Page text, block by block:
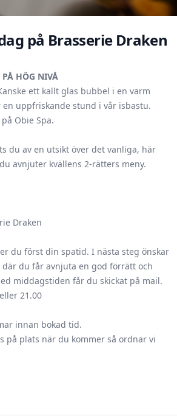
på Brasserie Draken
HÖG NIVÅ
ett kallt glas bubbel i en varm
uppfriskande stund i vår isbastu.
Obie Spa.
du av en utsikt över det vanliga, här
avnjuter kvällens 2-rätters meny.
Draken
du först din spatid. I nästa steg önskar
du får avnjuta en god förrätt och
middagstiden får du skickat på mail.
21.00
innan bokad tid.
på plats när du kommer så ordnar vi